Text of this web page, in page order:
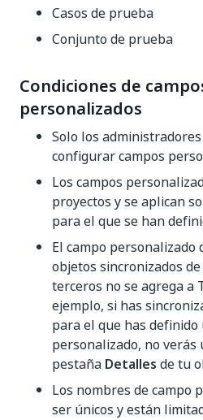
Casos de prueba
Conjunto de prueba
Condiciones de
personalizados
Solo los
configurar campos
Los campos
proyectos y se aplican
para el que se han
El campo personalizado
objetos sincronizados
terceros no se agrega a
ejemplo, si has
para el que has definido
personalizado, no
pestaña Detalles de tu
Los nombres de campo
ser únicos y están